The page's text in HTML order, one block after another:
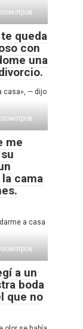
queda
con
una
casa», — dijo
me
cama
a casa
a un
boda
que no